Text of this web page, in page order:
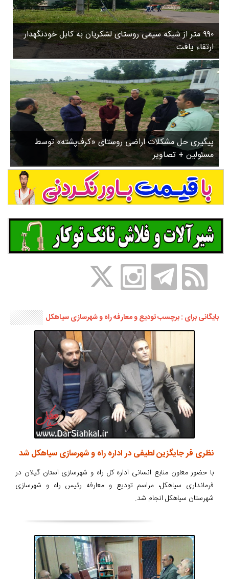
روستاها
ورزشی
سیاسی
چندرسانه ای
مسیر گردشگری دیلمان
درباره ما
۹۹۰ متر از شبکه سیمی روستای لشکریان به کابل خودنگهدار
ارتقاء یافت
پیگیری حل مشکلات اراضی روستای «کرف‌پشته» توسط
مسئولین + تصاویر
۳
۵
۸
ب
ا
ز
ن
ش
س
ت
ش
د
.
بایگانی برای : برچسب تودیع و معارفه راه و شهرسازی سیاهکل
نظری فر جایگزین لطیفی در اداره راه و شهرسازی سیاهکل شد
با حضور معاون منابع انسانی اداره کل راه و شهرسازی استان گیلان در
فرمانداری سیاهکل، مراسم تودیع و معارفه رئیس راه و شهرسازی
شهرستان سیاهکل انجام شد.